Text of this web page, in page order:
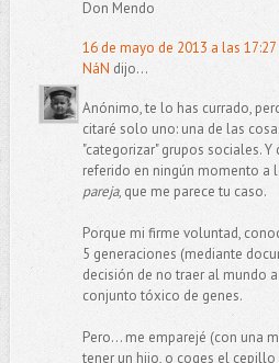
Don Mendo
16 de mayo de 2013 a las 17:27
NáN dijo...
Anónimo, te lo has currado,
citaré solo uno: una de las
"categorizar" grupos sociales.
referido en ningún momento a
pareja, que me parece tu caso.
Porque mi firme voluntad,
5 generaciones (mediante
decisión de no traer al mundo
conjunto tóxico de genes.
Pero... me emparejé (con una
tener un hijo, o coges el cepillo